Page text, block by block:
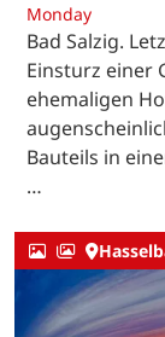
Monday
Bad Salzig.
Einsturz einer
ehemaligen
Bauteils in
…